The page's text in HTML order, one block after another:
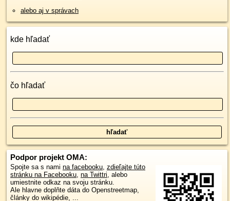
alebo aj v správach
kde hľadať
čo hľadať
Podpor projekt OMA:
Spojte sa s nami na facebooku, zdieľajte túto
stránku na Facebooku, na Twittri, alebo
umiestnite odkaz na svoju stránku.
Ale hlavne doplňte dáta do Openstreetmap,
články do wikipédie, ...